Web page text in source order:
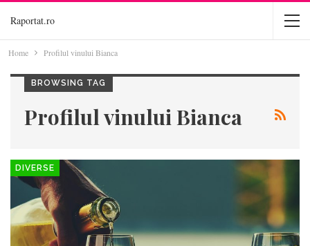
Raportat.ro
Home Profilul vinului Bianca
BROWSING TAG
Profilul vinului Bianca
DIVERSE